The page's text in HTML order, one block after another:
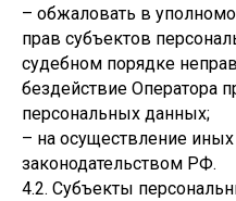
– обжаловать в
прав субъектов
судебном порядке
бездействие Оператора
персональных данных;
– на осуществление
законодательством РФ.
4.2. Субъекты